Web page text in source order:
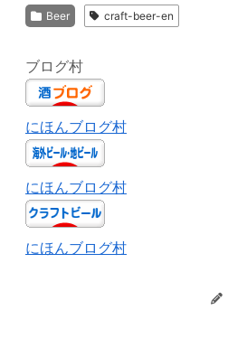
Beer craft-beer-en
ブログ村
にほんブログ村
にほんブログ村
にほんブログ村